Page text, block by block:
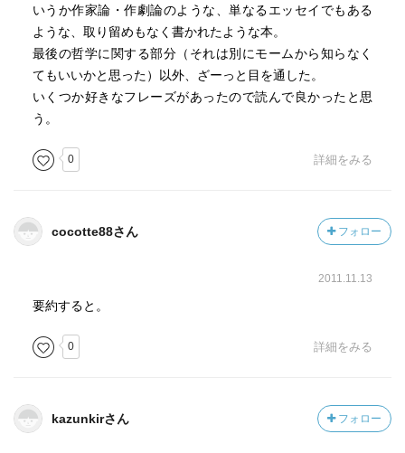
のコソ泥とか、貰った金に相当する報いを客に与えるのを
名誉をかけた信条にしている娼婦とか、そういう例を私は
知っている。私の思いつく唯一の説明はこうだ。人間は誰
しも自分はこの世の中でたぐいのない存在であり、特権が
あるのだという確信を本能的に有している。このため、自
分のすることは、他人がすればどれほど誤ったことだとし
ても、自分にとっては、当たり前で正しいとは言わぬまで
も少なくとも許されるべきだと感じるのだ。人間の中に見
強調したとは思っていない。これまで私の受けてきた非難
は、もしかすると、私が自分の描いた人物にある悪い点を
他人の罪に対して、それが私個人に影響が及ばぬ限りはあ
まりショックを受けることはないし、影響が及ぶ場合で
あるに違いない。だが他人には多くを期待しない方がよい
ったように、「人間は誰でも自分の欲望の赴くところと生
来の魂のあり方とによって、大体人柄が決められるものな
いうか作家論・作劇論のような、単なるエッセイでもある
ような、取り留めもなく書かれたような本。
最後の哲学に関する部分（それは別にモームから知らなく
てもいいかと思った）以外、ざーっと目を通した。
いくつか好きなフレーズがあったので読んで良かったと思
う。
0 詳細をみる
cocotte88さん フォロー
2011.11.13
要約すると。
0 詳細をみる
kazunkirさん フォロー